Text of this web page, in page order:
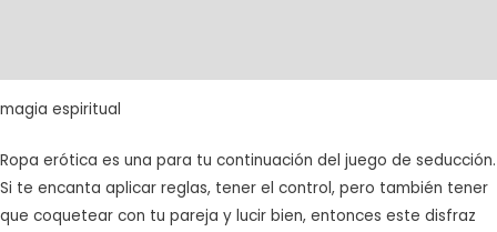
magia espiritual
Ropa erótica es una para tu continuación del juego de seducción.
Si te encanta aplicar reglas, tener el control, pero también tener
que coquetear con tu pareja y lucir bien, entonces este disfraz